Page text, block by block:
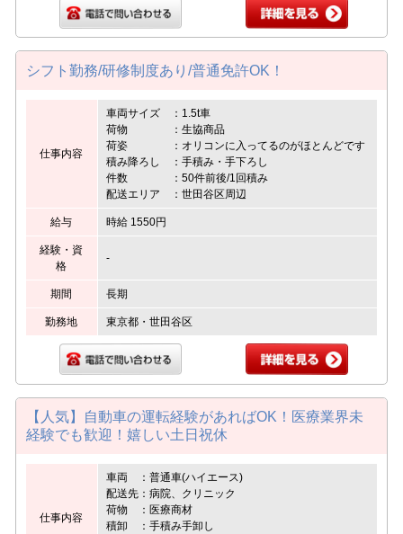
シフト勤務/研修制度あり/普通免許OK！
仕事内容
車両サイズ ：1.5t車
荷物 ：生協商品
荷姿 ：オリコンに入ってるのがほとんどです
積み降ろし ：手積み・手下ろし
件数 ：50件前後/1回積み
配送エリア ：世田谷区周辺
給与 時給 1550円
経験・資
格
-
期間 長期
勤務地 東京都・世田谷区
【人気】自動車の運転経験があればOK！医療業界未
経験でも歓迎！嬉しい土日祝休
仕事内容
車両 ：普通車(ハイエース)
配送先：病院、クリニック
荷物 ：医療商材
積卸 ：手積み手卸し